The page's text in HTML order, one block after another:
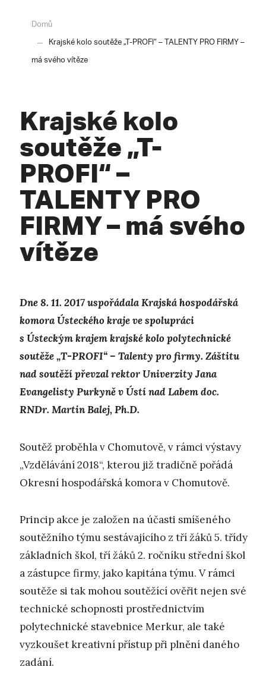
Domů
Krajské kolo soutěže „T-PROFI“ – TALENTY PRO FIRMY –
má svého vítěze
Krajské kolo
soutěže „T-
PROFI“ –
TALENTY PRO
FIRMY – má svého
vítěze
Dne 8. 11. 2017 uspořádala Krajská hospodářská
komora Ústeckého kraje ve spolupráci
s Ústeckým krajem krajské kolo polytechnické
soutěže „T-PROFI“ – Talenty pro firmy. Záštitu
nad soutěží převzal rektor Univerzity Jana
Evangelisty Purkyně v Ústí nad Labem doc.
RNDr. Martin Balej, Ph.D.
Soutěž proběhla v Chomutově, v rámci výstavy
„Vzdělávání 2018“, kterou již tradičně pořádá
Okresní hospodářská komora v Chomutově.
Princip akce je založen na účasti smíšeného
soutěžního týmu sestávajícího z tří žáků 5. třídy
základních škol, tří žáků 2. ročníku střední škol
a zástupce firmy, jako kapitána týmu. V rámci
soutěže si tak mohou soutěžící ověřit nejen své
technické schopnosti prostřednictvím
polytechnické stavebnice Merkur, ale také
vyzkoušet kreativní přístup při plnění daného
zadání.